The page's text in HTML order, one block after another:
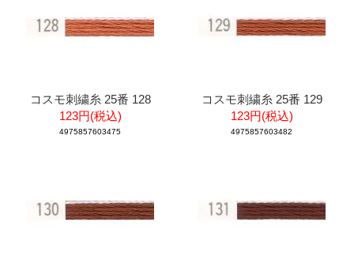
コスモ刺繍糸 25番 128
123円(税込)
4975857603475
コスモ刺繍糸 25番 129
123円(税込)
4975857603482